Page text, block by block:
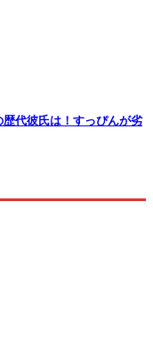
代彼氏は！すっぴんが劣